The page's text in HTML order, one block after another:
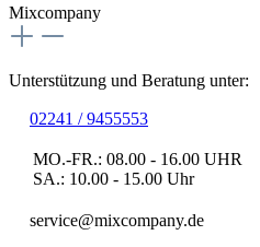
Mixcompany
Unterstützung und Beratung unter:
02241 / 9455553
MO.-FR.: 08.00 - 16.00 UHR
SA.: 10.00 - 15.00 Uhr
service@mixcompany.de